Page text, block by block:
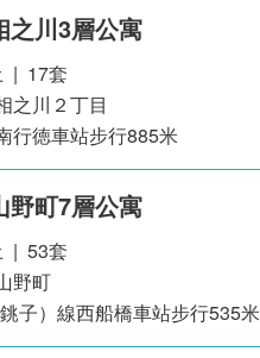
之川3層公寓
| 17套
之川２丁目
行徳車站步行885米
野町7層公寓
| 53套
野町
子）線西船橋車站步行535米